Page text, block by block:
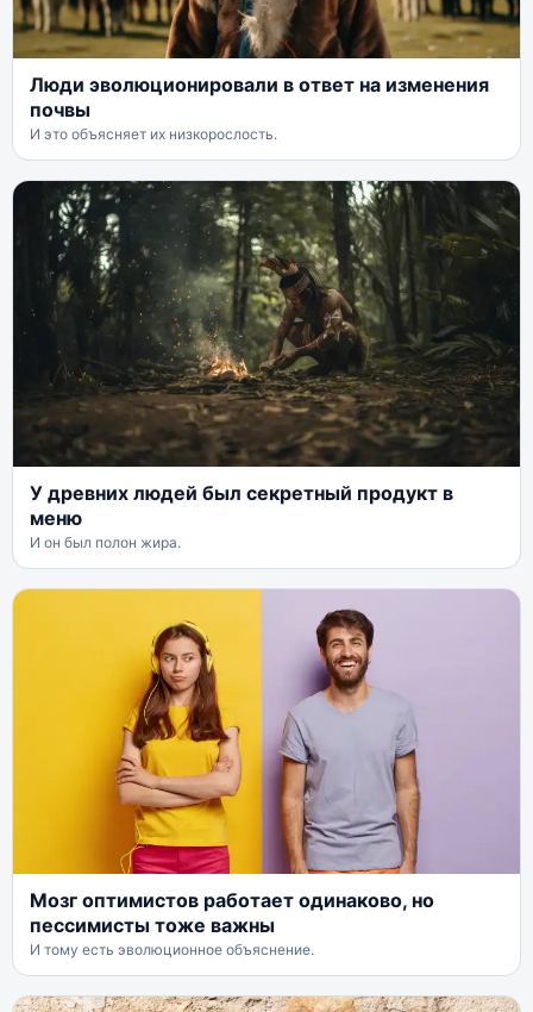
Люди эволюционировали в ответ на изменения
почвы
И это объясняет их низкорослость.
У древних людей был секретный продукт в
меню
И он был полон жира.
Мозг оптимистов работает одинаково, но
пессимисты тоже важны
И тому есть эволюционное объяснение.